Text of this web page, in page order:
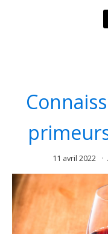
11 avril 2022